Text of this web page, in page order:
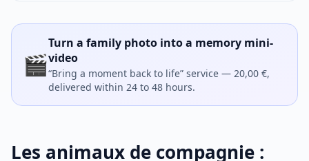
🎬
Turn a family photo into a memory mini-
video
“Bring a moment back to life” service — 20,00 €,
delivered within 24 to 48 hours.
Les animaux de compagnie :